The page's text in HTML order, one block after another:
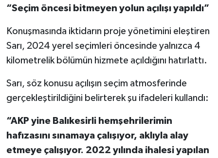
“Seçim öncesi bitmeyen yolun açılışı yapıldı”
Konuşmasında iktidarın proje yönetimini eleştiren
Sarı, 2024 yerel seçimleri öncesinde yalnızca 4
kilometrelik bölümün hizmete açıldığını hatırlattı.
Sarı, söz konusu açılışın seçim atmosferinde
gerçekleştirildiğini belirterek şu ifadeleri kullandı:
“AKP yine Balıkesirli hemşehrilerimin
hafızasını sınamaya çalışıyor, aklıyla alay
etmeye çalışıyor. 2022 yılında ihalesi yapılan
Savaştepe
SEYAHAT
Sındırgı
SPOR
Susurluk